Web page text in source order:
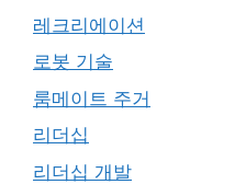
레크리에이션
로봇 기술
룸메이트 주거
리더십
리더십 개발